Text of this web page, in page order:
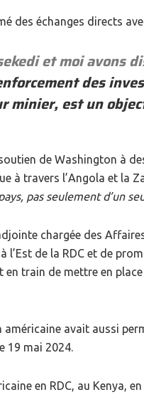
des échanges directs
et moi avons
des
minier, est un
de Washington à
à travers l’Angola et la
pas seulement d’un
chargée des
de la RDC et de
train de mettre en
avait aussi
19 mai 2024.
en RDC, au Kenya,